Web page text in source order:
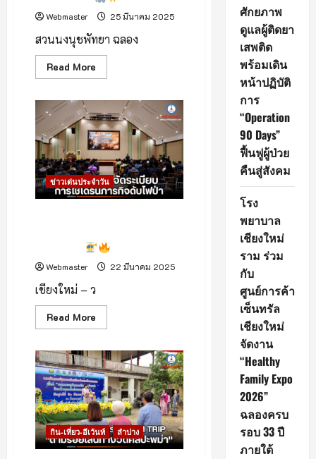
1.5
กม.
Webmaster 25 มีนาคม 2025
สวนนงนุชพัทยา ฉลอง
Read More
more
สวน
นงนุช
พัทยา
“ปาง
ช้าง
ลูก
ดก”
ต้อนรับ
สมาชิก
ข่าวเด่นประจำวัน
Webmaster 22 มีนาคม 2025
เชียงใหม่ – ว
Read More
more
กา
รบินฯ เดิน
หน้า
จัด
ระเบียบ
การ
ใช้
โด
รน
ใน
กิน-เที่ยว-อีเว้นท์ ลำปาง
ศักยภาพ
ดูแลผู้ติดยา
เสพติด
พร้อมเดิน
หน้าปฏิบัติ
การ
“Operation
90 Days”
ฟื้นฟูผู้ป่วย
คืนสู่สังคม
โรง
พยาบาล
เชียงใหม่
ราม ร่วม
กับ
ศูนย์การค้า
เซ็นทรัล
เชียงใหม่
จัดงาน
“Healthy
Family Expo
2026”
ฉลองครบ
รอบ 33 ปี
ภายใต้